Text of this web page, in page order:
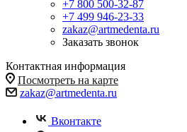
+7 800 500-32-87
+7 499 946-23-33
zakaz@artmedenta.ru
Заказать звонок
Контактная информация
Посмотреть на карте
zakaz@artmedenta.ru
Вконтакте